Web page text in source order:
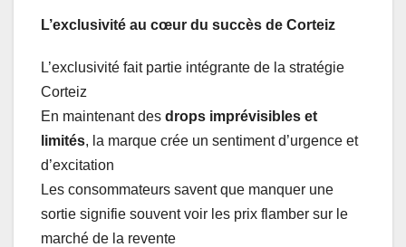
L’exclusivité au cœur du succès de Corteiz
L’exclusivité fait partie intégrante de la stratégie
Corteiz
En maintenant des drops imprévisibles et
limités, la marque crée un sentiment d’urgence et
d’excitation
Les consommateurs savent que manquer une
sortie signifie souvent voir les prix flamber sur le
marché de la revente